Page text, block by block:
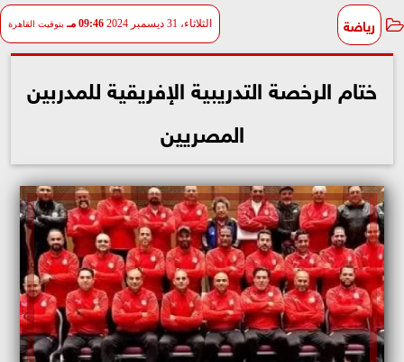
رياضة الثلاثاء، 31 ديسمبر 2024 09:46 مـ بتوقيت القاهرة
ختام الرخصة التدريبية الإفريقية للمدربين
المصريين